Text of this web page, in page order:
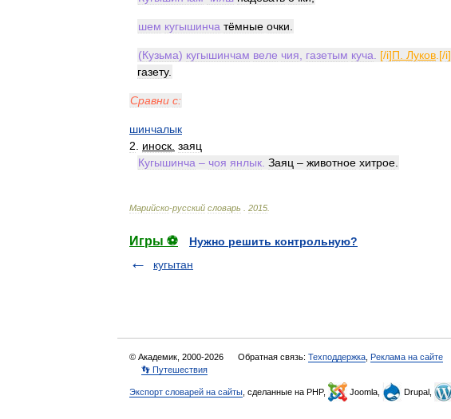
шем кугышинча тёмные очки
(Кузьма) кугышинчам веле чия газетым куча [/i]П Луков .[/i]
газету.
Сравни с:
шинчалык
2
иноск заяц
Кугышинча – чоя янлык Заяц – животное хитрое
Марийско-русский словарь 2015
Игры ⚽
Нужно решить контрольную?
кугытан
© Академик, 2000-2026 Обратная связь: Техподдержка Реклама на сайте
👣 Путешествия
Экспорт словарей на сайты , сделанные на PHP, Joomla, Drupal,